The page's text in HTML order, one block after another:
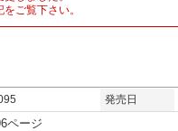
ご覧下さい。
発売日
ページ